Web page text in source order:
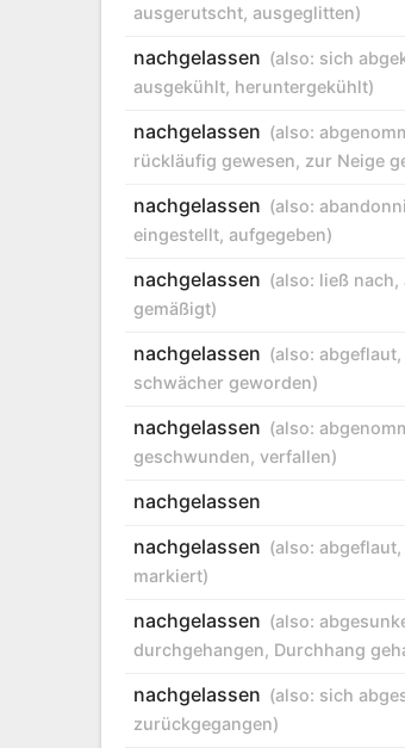
ausgerutscht, ausgeglitten)
nachgelassen (also: sich
ausgekühlt, heruntergekühlt)
nachgelassen (also:
rückläufig gewesen, zur Neige
nachgelassen (also:
eingestellt, aufgegeben)
nachgelassen (also: ließ nach,
gemäßigt)
nachgelassen (also: abgeflaut,
schwächer geworden)
nachgelassen (also:
geschwunden, verfallen)
nachgelassen
nachgelassen (also: abgeflaut,
markiert)
nachgelassen (also:
durchgehangen, Durchhang
nachgelassen (also: sich
zurückgegangen)